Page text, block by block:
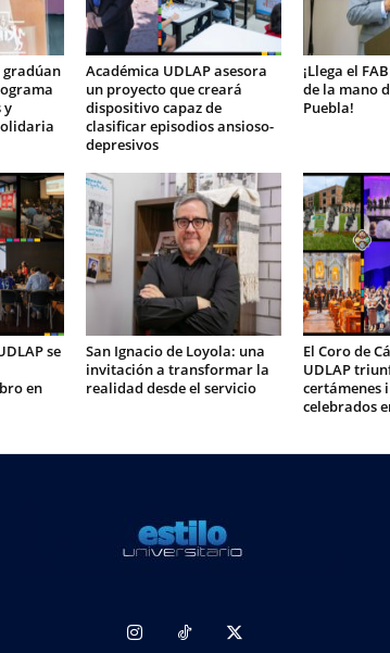
gradúan
y
Académica UDLAP asesora
un proyecto que creará
dispositivo capaz de
clasificar episodios ansioso-
depresivos
¡Llega el
de la mano
Puebla!
se
en
San Ignacio de Loyola: una
invitación a transformar la
realidad desde el servicio
El Coro de
UDLAP
certámenes
celebrados